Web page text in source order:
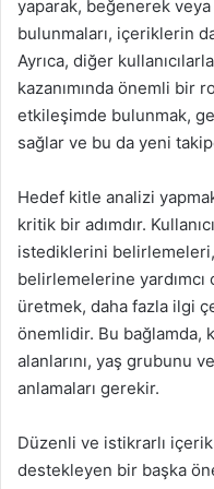
yaparak, beğenerek
bulunmaları, içeriklerin
Ayrıca, diğer
kazanımında önemli bir
etkileşimde bulunmak,
sağlar ve bu da yeni
Hedef kitle analizi
kritik bir adımdır.
istediklerini
belirlemelerine
üretmek, daha fazla ilgi
önemlidir. Bu bağlamda,
alanlarını, yaş grubunu
anlamaları gerekir.
Düzenli ve istikrarlı içerik
destekleyen bir başka